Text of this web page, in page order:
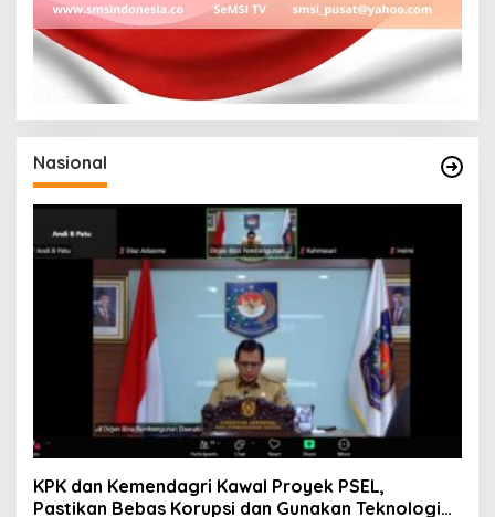
Nasional
KPK dan Kemendagri Kawal Proyek PSEL,
Pastikan Bebas Korupsi dan Gunakan Teknologi